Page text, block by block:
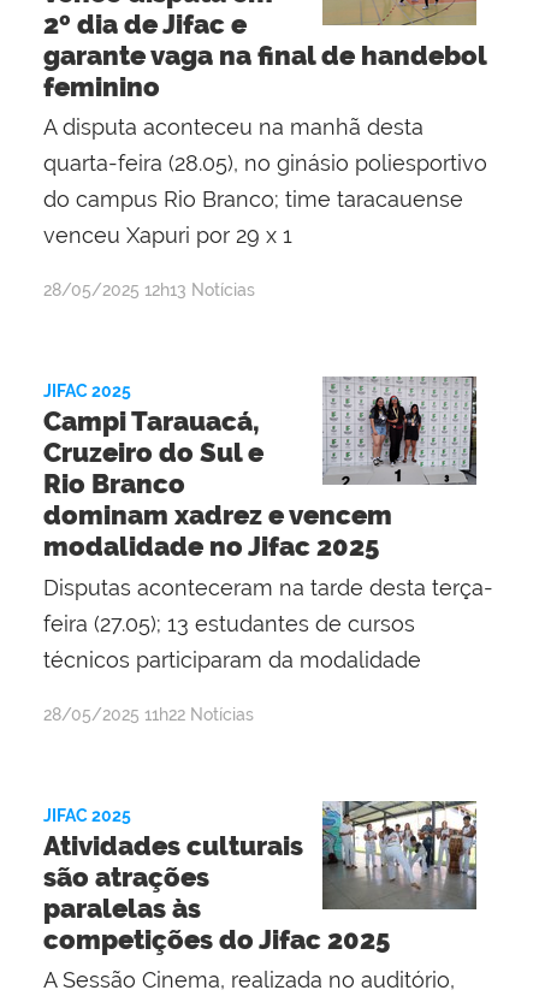
2º dia de Jifac e
garante vaga na final de handebol
feminino
A disputa aconteceu na manhã desta
quarta-feira (28.05), no ginásio poliesportivo
do campus Rio Branco; time taracauense
venceu Xapuri por 29 x 1
por
publicado
28/05/2025 12h13 Notícias
JIFAC 2025
Campi Tarauacá,
Cruzeiro do Sul e
Rio Branco
dominam xadrez e vencem
modalidade no Jifac 2025
Disputas aconteceram na tarde desta terça-
feira (27.05); 13 estudantes de cursos
técnicos participaram da modalidade
por
publicado
28/05/2025 11h22 Notícias
JIFAC 2025
Atividades culturais
são atrações
paralelas às
competições do Jifac 2025
A Sessão Cinema, realizada no auditório,